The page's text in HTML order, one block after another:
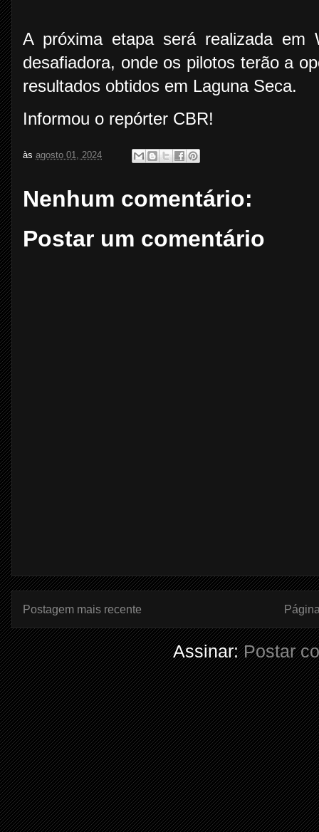
A próxima etapa será realizada em
desafiadora, onde os pilotos terão a
resultados obtidos em Laguna Seca.
Informou o repórter CBR!
às agosto 01, 2024
Nenhum comentário:
Postar um comentário
Postagem mais recente
Assinar:Postar